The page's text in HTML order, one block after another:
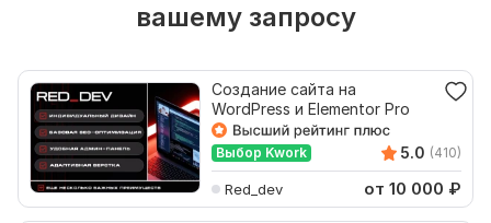
вашему запросу
Создание сайта на
WordPress и Elementor Pro
Выбор Kwork 5.0 (410)
Red_dev от 10 000 ₽